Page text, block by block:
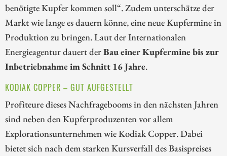
benötigte Kupfer kommen soll“. Zudem unterschätze der
Markt wie lange es dauern könne, eine neue Kupfermine in
Produktion zu bringen. Laut der Internationalen
Energieagentur dauert derBau einer Kupfermine bis zur
Inbetriebnahme im Schnitt 16 Jahre.
KODIAK COPPER – GUT AUFGESTELLT
Profiteure dieses Nachfragebooms in den nächsten Jahren
sind neben den Kupferproduzenten vor allem
Explorationsunternehmen wie Kodiak Copper. Dabei
bietet sich nach dem starken Kursverfall des Basispreises